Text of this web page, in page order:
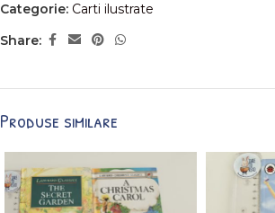
Categorie: Carti ilustrate
Share:
Produse similare